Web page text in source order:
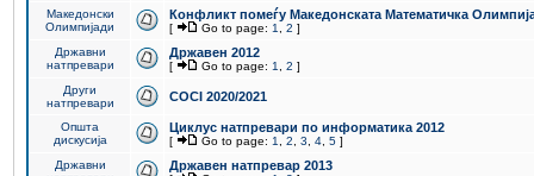
Македонски
Олимпијади
Конфликт помеѓу Македонската Математичка
[ Go to page: 1 2 ]
Државни
натпревари
Државен 2012
[ Go to page: 1 2 ]
Други
натпревари
COCI 2020/2021
Општа
дискусија
Циклус натпревари по информатика 2012
[ Go to page: 1 2 3 4 5 ]
Државни
Државен натпревар 2013